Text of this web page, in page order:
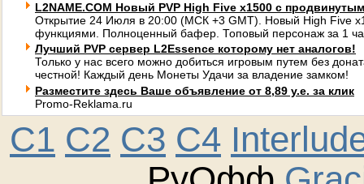
L2NAME.COM Новый PVP High Five x1500 с
Открытие 24 Июля в 20:00 (МСК +3 GMT). Новый High Five
функциями. Полноценный бафер. Топовый персонаж за 1
Лучший PVP сервер L2Essence которому нет аналогов!
Только у нас всего можно добиться игровым путем без
честной! Каждый день Монеты Удачи за владение замком!
Разместите здесь Ваше объявление от 8,89 у.е. за клик
Promo-Reklama.ru
C1 C2 C3 C4